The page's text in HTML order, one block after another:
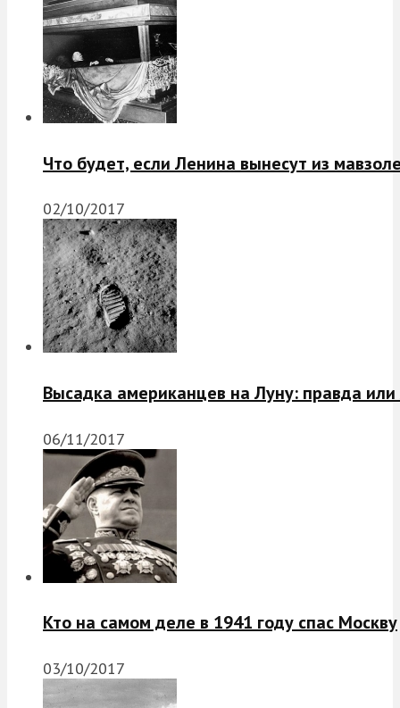
Что будет, если Ленина вынесут из
02/10/2017
Высадка американцев на Луну: правда
06/11/2017
Кто на самом деле в 1941 году спас Москву
03/10/2017